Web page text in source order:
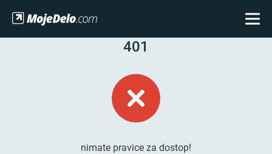
401
nimate pravice za dostop!